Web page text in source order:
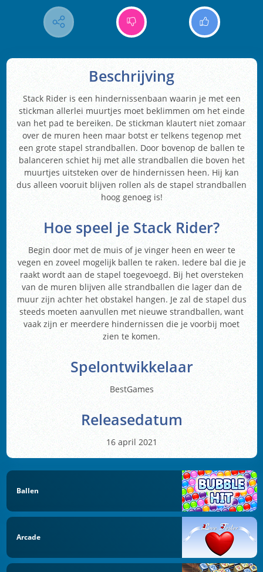
Beschrijving
Stack Rider is een hindernissenbaan waarin je met een
stickman allerlei muurtjes moet beklimmen om het einde
van het pad te bereiken. De stickman klautert niet zomaar
over de muren heen maar botst er telkens tegenop met
een grote stapel strandballen. Door bovenop de ballen te
balanceren schiet hij met alle strandballen die boven het
muurtjes uitsteken over de hindernissen heen. Hij kan
dus alleen vooruit blijven rollen als de stapel strandballen
hoog genoeg is!
Hoe speel je Stack Rider?
Begin door met de muis of je vinger heen en weer te
vegen en zoveel mogelijk ballen te raken. Iedere bal die je
raakt wordt aan de stapel toegevoegd. Bij het oversteken
van de muren blijven alle strandballen die lager dan de
muur zijn achter het obstakel hangen. Je zal de stapel dus
steeds moeten aanvullen met nieuwe strandballen, want
vaak zijn er meerdere hindernissen die je voorbij moet
zien te komen.
Spelontwikkelaar
BestGames
Releasedatum
16 april 2021
Ballen
Arcade